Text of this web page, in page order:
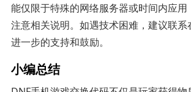
能仅限于特殊的网络服务器或时间内应
注意相关说明。如遇技术困难，建议联
进一步的支持和鼓励。
小编总结